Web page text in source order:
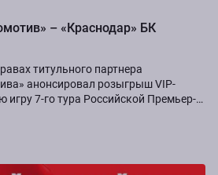
– «Краснодар» БК
титульного партнера
анонсировал розыгрыш VIP-
игру 7-го тура Российской Премьер-